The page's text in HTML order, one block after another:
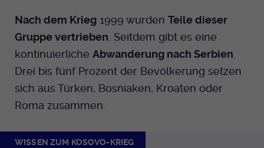
Nach dem Krieg 1999 wurden Teile dieser
Gruppe vertrieben. Seitdem gibt es eine
kontinuierliche Abwanderung nach Serbien.
Drei bis fünf Prozent der Bevölkerung setzen
sich aus Türken, Bosniaken, Kroaten oder
Roma zusammen.
WISSEN ZUM KOSOVO-KRIEG